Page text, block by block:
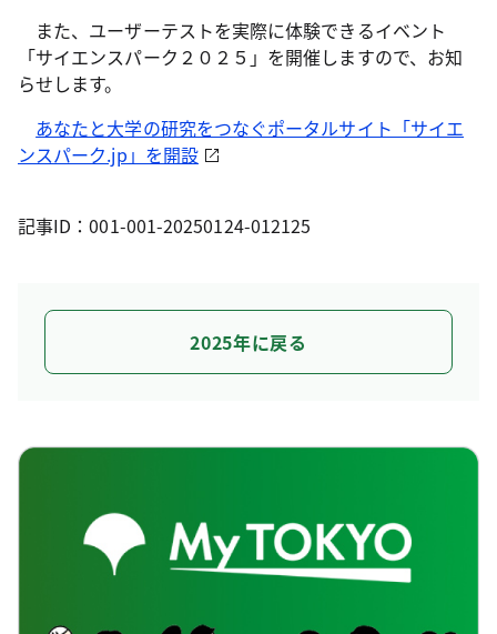
また、ユーザーテストを実際に体験できるイベント
「サイエンスパーク２０２５」を開催しますので、お知
らせします。
あなたと大学の研究をつなぐポータルサイト「サイエ
ンスパーク.jp」を開設
記事ID：001-001-20250124-012125
2025年に戻る